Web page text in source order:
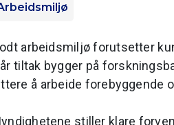
arbeidsmiljø forutsetter
tiltak bygger på
å arbeide forebyggende
stiller klare